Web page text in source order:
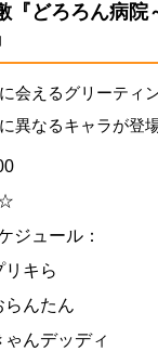
『どろろん病院
会えるグリーティ
異なるキャラが登場
ジュール：
リキら
らんたん
んデッディ